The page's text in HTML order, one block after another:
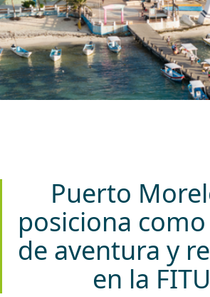
Puerto
posiciona
de aventura y
en la